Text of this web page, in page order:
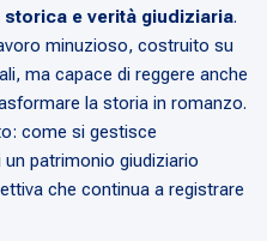
e verità giudiziaria.
minuzioso, costruito su
ma capace di reggere anche
la storia in romanzo.
come si gestisce
patrimonio giudiziario
che continua a registrare